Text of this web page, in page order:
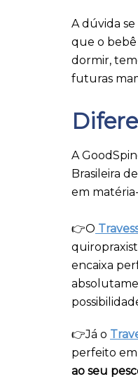
A dúvida se
que o bebê
dormir,
futuras
A
Brasileira
em
👉O
encaixa
👉Já o
perfeito
ao seu